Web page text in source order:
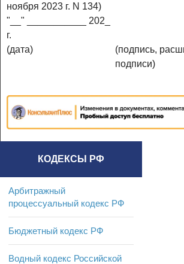
ноября 2023 г. N 134)
"__" ___________ 202_
г.
(дата)
(подпись,
подписи)
КОДЕКСЫ РФ
Арбитражный
процессуальный кодекс РФ
Бюджетный кодекс РФ
Водный кодекс Российской